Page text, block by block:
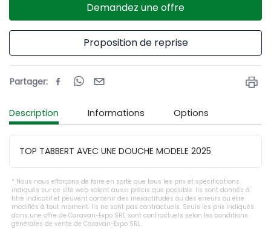
Demandez une offre
Proposition de reprise
Partager:
Description Informations Options
TOP TABBERT AVEC UNE DOUCHE MODELE 2025
Nous nous efforçons de faire en sorte que tous les prix et spécifications
indiqués sur ce site web soient aussi précis que possible. Ils sont donnés à
titre indicatif et peuvent contenir des inexactitudes ou des erreurs ou être
modifiés à tout moment. Ils ne sont pas contractuels. Seuls les prix indiqués
dans une offre de Caravan-Expo SRL sont contractuels selon les conditions
générales de vente de Caravan-Expo SRL.